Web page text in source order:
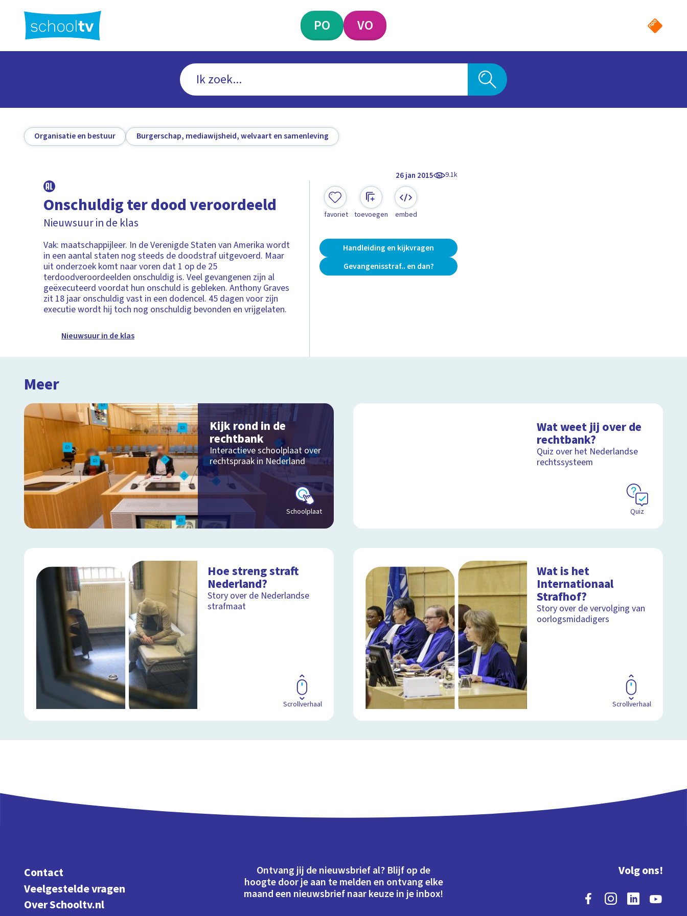
hoofdinhoud
PO VO
Organisatie en bestuur Burgerschap, mediawijsheid, welvaart en samenleving
26 jan 2015 9.1k
Onschuldig ter dood veroordeeld
Nieuwsuur in de klas
Vak: maatschappijleer. In de Verenigde Staten van Amerika wordt
in een aantal staten nog steeds de doodstraf uitgevoerd. Maar
uit onderzoek komt naar voren dat 1 op de 25
terdoodveroordeelden onschuldig is. Veel gevangenen zijn al
geëxecuteerd voordat hun onschuld is gebleken. Anthony Graves
zit 18 jaar onschuldig vast in een dodencel. 45 dagen voor zijn
executie wordt hij toch nog onschuldig bevonden en vrijgelaten.
Nieuwsuur in de klas
favoriet toevoegen embed
Handleiding en kijkvragen
Gevangenisstraf.. en dan?
Meer
Kijk rond in de
rechtbank
Interactieve schoolplaat over
rechtspraak in Nederland
Schoolplaat
Wat weet jij over de
rechtbank?
Quiz over het Nederlandse
rechtssysteem
Quiz
Hoe streng straft
Nederland?
Story over de Nederlandse
strafmaat
Scrollverhaal
Wat is het
Internationaal
Strafhof?
Story over de vervolging van
oorlogsmidadigers
Scrollverhaal
Contact
Veelgestelde vragen
Over Schooltv.nl
Ontvang jij de nieuwsbrief al? Blijf op de
hoogte door je aan te melden en ontvang elke
maand een nieuwsbrief naar keuze in je inbox!
Volg ons!